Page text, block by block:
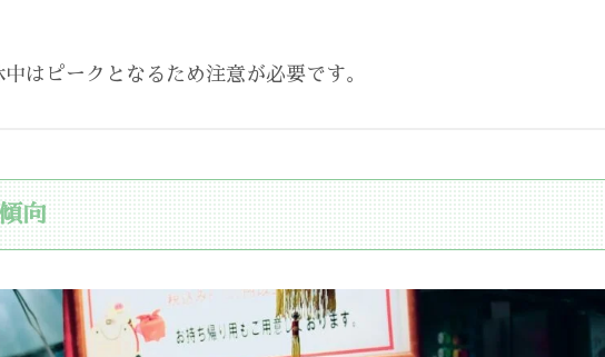
はピークとなるため注意が必要です。
向